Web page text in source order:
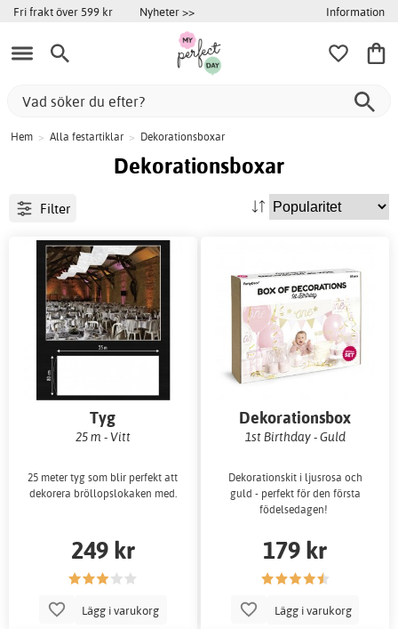
Fri frakt över 599 kr Nyheter >> Information
Hem > Alla festartiklar > Dekorationsboxar
Dekorationsboxar
Filter
Tyg
25 m - Vitt
25 meter tyg som blir perfekt att
dekorera bröllopslokaken med.
249 kr
Lägg i varukorg
Dekorationsbox
1st Birthday - Guld
Dekorationskit i ljusrosa och
guld - perfekt för den första
födelsedagen!
179 kr
Lägg i varukorg